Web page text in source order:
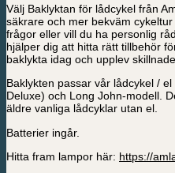
Välj Baklyktan för lådcykel från
säkrare och mer bekväm
frågor eller vill du ha personlig
hjälper dig att hitta rätt tillbehör
baklykta idag och upplev
Baklykten passar vår lådcykel /
Deluxe) och Long John-modell.
äldre vanliga lådcyklar utan el.
Batterier ingår.
Hitta fram lampor här: https://